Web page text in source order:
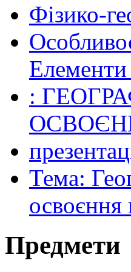
Фізико-
Елементи
:
Тема:
Предмети